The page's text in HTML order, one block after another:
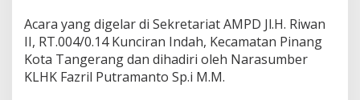
Acara yang digelar di Sekretariat AMPD Jl.H. Riwan
II, RT.004/0.14 Kunciran Indah, Kecamatan Pinang
Kota Tangerang dan dihadiri oleh Narasumber
KLHK Fazril Putramanto Sp.i M.M.